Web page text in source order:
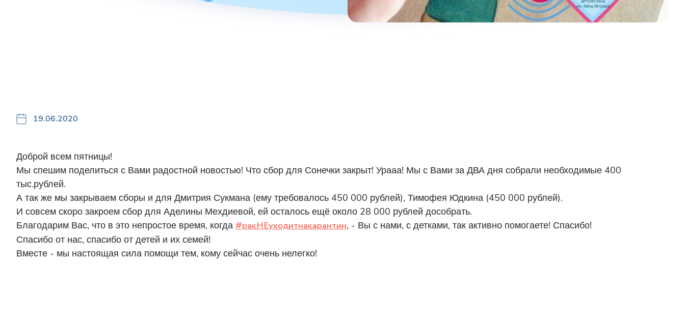
19.06.2020
Доброй всем пятницы!
Мы спешим поделиться с Вами радостной новостью! Что сбор для Сонечки закрыт! Урааа! Мы с Вами за ДВА дня собрали необходимые 400
тыс.рублей.
А так же мы закрываем сборы и для Дмитрия Сукмана (ему требовалось 450 000 рублей), Тимофея Юдкина (450 000 рублей).
И совсем скоро закроем сбор для Аделины Мехдиевой, ей осталось ещё около 28 000 рублей дособрать.
Благодарим Вас, что в это непростое время, когда #ракНЕуходитнакарантин, - Вы с нами, с детками, так активно помогаете! Спасибо!
Спасибо от нас, спасибо от детей и их семей!
Вместе - мы настоящая сила помощи тем, кому сейчас очень нелегко!